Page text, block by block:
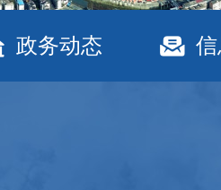
政务动态